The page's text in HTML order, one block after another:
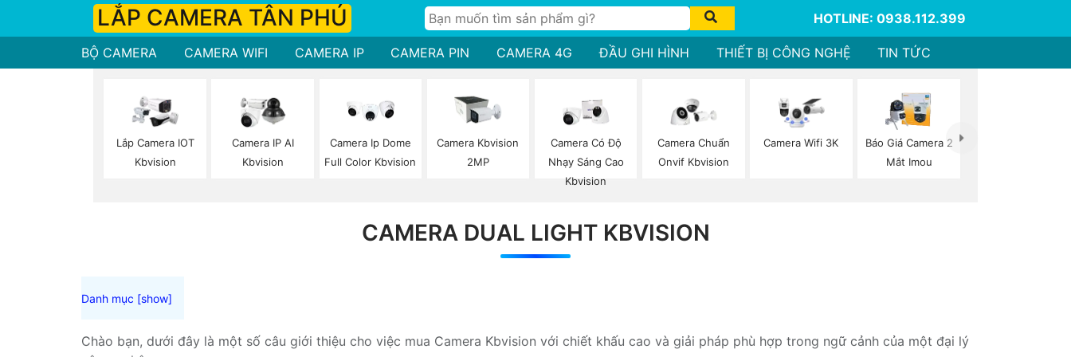
LẮP CAMERA TÂN PHÚ HOTLINE: 0938.112.399
BỘ CAMERA CAMERA WIFI CAMERA IP CAMERA PIN CAMERA 4G ĐẦU GHI HÌNH THIẾT BỊ CÔNG NGHỆ TIN TỨC
Lắp Camera IOT
Kbvision
Camera IP AI
Kbvision
Camera Ip Dome
Full Color Kbvision
Camera Kbvision
2MP
Camera Có Độ
Nhạy Sáng Cao
Kbvision
Camera Chuẩn
Onvif Kbvision
Camera Wifi 3K
Báo Giá Camera 2
Mắt Imou
CAMERA DUAL LIGHT KBVISION
Chào bạn, dưới đây là một số câu giới thiệu cho việc mua Camera Kbvision với chiết khấu cao và giải pháp phù hợp trong ngữ cảnh của một đại lý